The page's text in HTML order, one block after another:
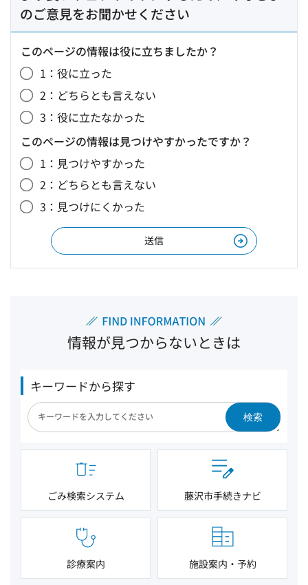
のご意見をお聞かせください
このページの情報は役に立ちましたか？
1：役に立った
2：どちらとも言えない
3：役に立たなかった
このページの情報は見つけやすかったですか？
1：見つけやすかった
2：どちらとも言えない
3：見つけにくかった
情報が見つからないときは
キーワードから探す
検索
ごみ検索システム 藤沢市手続きナビ
診療案内 施設案内・予約